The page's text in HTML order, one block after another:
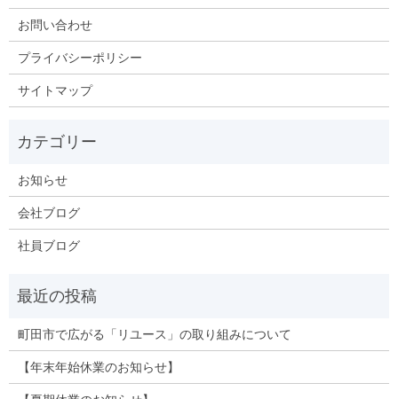
お問い合わせ
プライバシーポリシー
サイトマップ
お知らせ
会社ブログ
社員ブログ
町田市で広がる「リユース」の取り組みについて
【年末年始休業のお知らせ】